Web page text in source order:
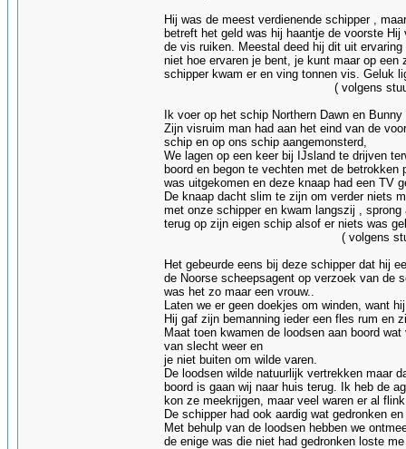
Hij was de meest verdienende schipper ,
betreft het geld was hij haantje de voorste
de vis ruiken. Meestal deed hij dit uit
niet hoe ervaren je bent, je kunt maar op
schipper kwam er en ving tonnen vis. Geluk
( volgens stuurman
Ik voer op het schip Northern Dawn en
Zijn visruim man had aan het eind van de
schip en op ons schip aangemonsterd,
We lagen op een keer bij IJsland te drijven
boord en begon te vechten met de
was uitgekomen en deze knaap had een TV
De knaap dacht slim te zijn om verder niets
met onze schipper en kwam langszij ,
terug op zijn eigen schip alsof er niets was
( volgens stuurman Tom
Het gebeurde eens bij deze schipper dat hij
de Noorse scheepsagent op verzoek van de
was het zo maar een vrouw..
Laten we er geen doekjes om winden, want
Hij gaf zijn bemanning ieder een fles rum en
Maat toen kwamen de loodsen aan boord
van slecht weer en
je niet buiten om wilde varen.
De loodsen wilde natuurlijk vertrekken maar
boord is gaan wij naar huis terug. Ik heb de
kon ze meekrijgen, maar veel waren er al
De schipper had ook aardig wat gedronken
Met behulp van de loodsen hebben we
de enige was die niet had gedronken loste